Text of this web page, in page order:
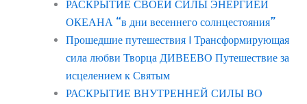
РАСКРЫТИЕ СВОЕЙ СИЛЫ ЭНЕРГИЕЙ
ОКЕАНА “в дни весеннего солнцестояния”
Прошедшие путешествия | Трансформирующая
сила любви Творца ДИВЕЕВО Путешествие за
исцелением к Святым
РАСКРЫТИЕ ВНУТРЕННЕЙ СИЛЫ ВО